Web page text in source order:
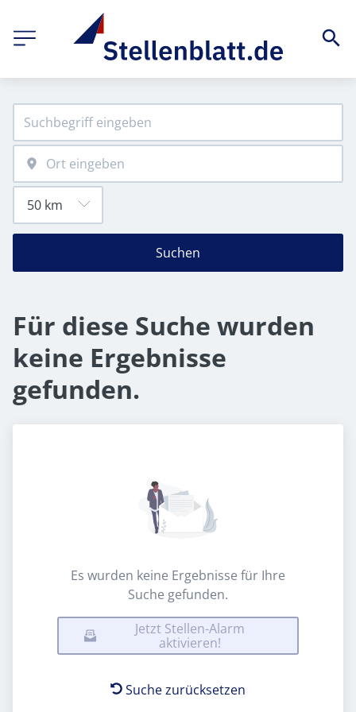
Suchen
Für diese Suche wurden
keine Ergebnisse
gefunden.
Es wurden keine Ergebnisse für Ihre
Suche gefunden.
Jetzt Stellen-Alarm
aktivieren!
Suche zurücksetzen